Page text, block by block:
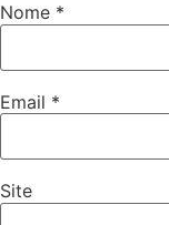
Nome *
Email *
Site